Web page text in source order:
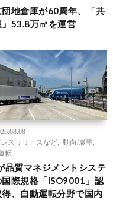
地倉庫が60周年、「共
」53.8万㎡を運営
レスリリースなど
動向/展望
転
品質マネジメントシステ
国際規格「ISO9001」認
、自動運転分野で国内